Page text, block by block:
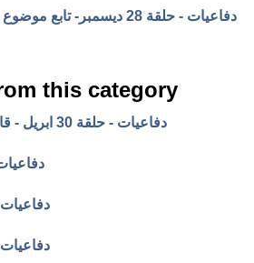
دفاعيات - حلقة 28 ديسمبر-
this category
دفاعيات - حلقة 30 ابريل - قانونية العهد الجديد
دفاعيات -
دفاعيات -
دفاعيات -